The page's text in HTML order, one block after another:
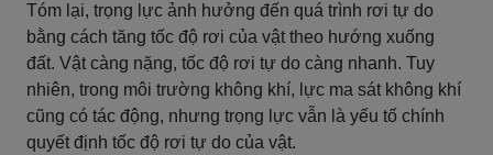
Tóm lại, trọng lực ảnh hưởng đến quá trình rơi tự do
bằng cách tăng tốc độ rơi của vật theo hướng xuống
đất. Vật càng nặng, tốc độ rơi tự do càng nhanh. Tuy
nhiên, trong môi trường không khí, lực ma sát không khí
cũng có tác động, nhưng trọng lực vẫn là yếu tố chính
quyết định tốc độ rơi tự do của vật.